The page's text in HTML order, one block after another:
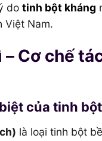
do tinh bột kháng
Việt Nam.
Cơ chế
của tinh
là loại tinh bột